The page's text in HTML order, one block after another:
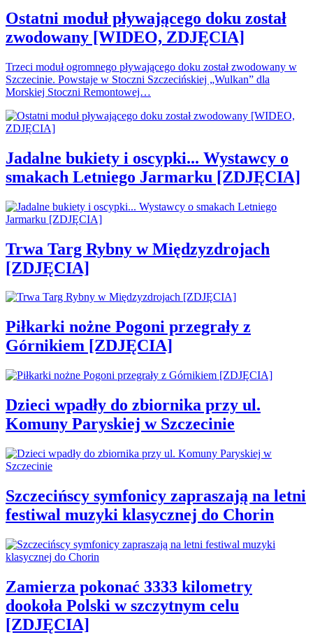
Ostatni moduł pływającego doku został
zwodowany [WIDEO, ZDJĘCIA]
Trzeci moduł ogromnego pływającego doku został zwodowany w
Szczecinie. Powstaje w Stoczni Szczecińskiej „Wulkan” dla
Morskiej Stoczni Remontowej…
Jadalne bukiety i oscypki... Wystawcy o
smakach Letniego Jarmarku [ZDJĘCIA]
Trwa Targ Rybny w Międzyzdrojach
[ZDJĘCIA]
Piłkarki nożne Pogoni przegrały z
Górnikiem [ZDJĘCIA]
Dzieci wpadły do zbiornika przy ul.
Komuny Paryskiej w Szczecinie
Szczecińscy symfonicy zapraszają na letni
festiwal muzyki klasycznej do Chorin
Zamierza pokonać 3333 kilometry
dookoła Polski w szczytnym celu
[ZDJĘCIA]